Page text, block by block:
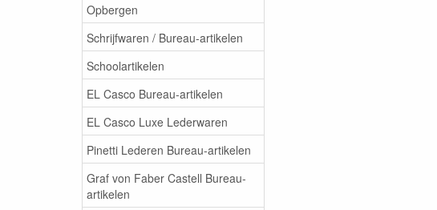
Opbergen
Schrijfwaren / Bureau-artikelen
Schoolartikelen
EL Casco Bureau-artikelen
EL Casco Luxe Lederwaren
Pinetti Lederen Bureau-artikelen
Graf von Faber Castell Bureau-
artikelen